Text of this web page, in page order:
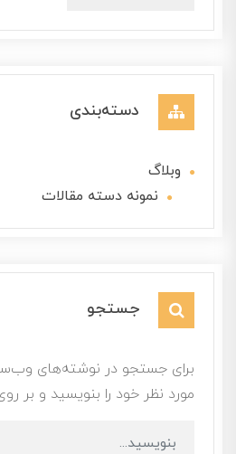
دسته‌بندی
وبلاگ
نمونه دسته مقالات
جستجو
برای جستجو در نوشته‌های
مورد نظر خود را بنویسید و بر